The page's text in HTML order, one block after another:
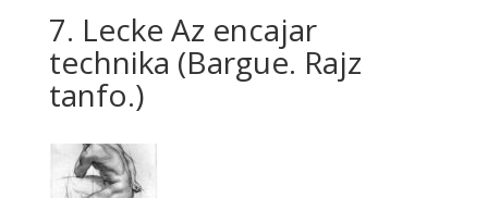
7. Lecke Az encajar
technika (Bargue. Rajz
tanfo.)